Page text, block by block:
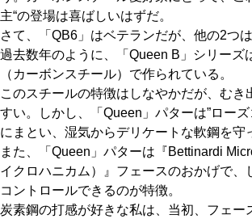
主“の登場は喜ばしいはずだ。
さて、「QB6」はベテランだが、他の2つ
過去数年のように、「Queen B」シリーズ
（カーボンスチール）で作られている。
このスチールの特徴はしなやかだが、むき
すい。しかし、「Queen」パターは”ロー
にまとい、湿気からデリケートな軟鋼を守
また、「Queen」パターは『Bettinardi
イクロハニカム）』フェースのおかげで、
コントロールできるのが特徴。
炭素鋼の打感が好きな私は、当初、フェー